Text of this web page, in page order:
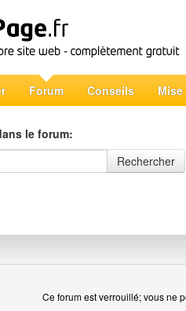
Forum Conseils Mise
le forum:
le forum
Rechercher
Ce forum est verrouillé; vous ne